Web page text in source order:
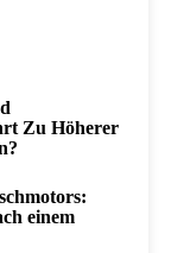
Zu Höherer
einem